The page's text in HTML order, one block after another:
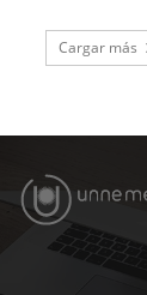
Cargar más